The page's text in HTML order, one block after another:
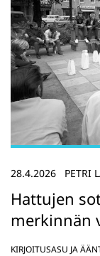
Hattujen
merkinnän
28.4.2026 PETRI
KIRJOITUSASU JA